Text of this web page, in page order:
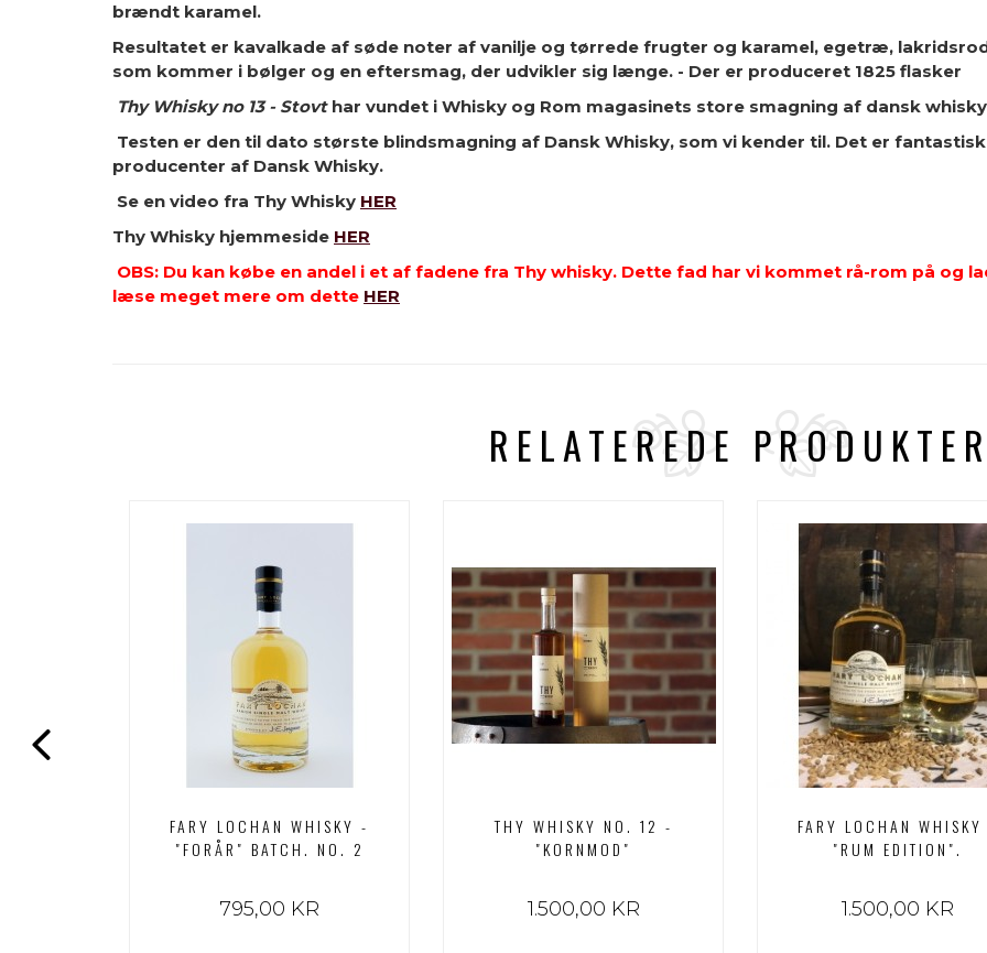
brændt karamel.
Resultatet er kavalkade af søde noter af vanilje og tørrede frugter og karamel, egetræ,
som kommer i bølger og en eftersmag, der udvikler sig længe. - Der er produceret 1825 flasker
Thy Whisky no 13 - Stovthar vundet i Whisky og Rom magasinets store smagning af dansk
Testen er den til dato største blindsmagning af Dansk Whisky, som vi kender til. Det er
producenter af Dansk Whisky.
Se en video fra Thy Whisky HER
Thy Whisky hjemmeside HER
OBS: Du kan købe en andel i et af fadene fra Thy whisky. Dette fad har vi kommet rå-rom på og
læse meget mere om dette HER
RELATEREDE
FARY LOCHAN WHISKY -
"FORÅR" BATCH. NO. 2
795,00 KR
THY WHISKY NO. 12 -
"KORNMOD"
1.500,00 KR
FARY LOCHAN
"RUM EDITION".
1.500,00 KR